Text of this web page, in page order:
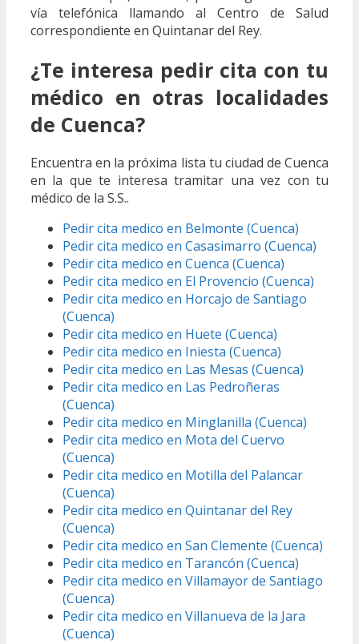
vía telefónica llamando al Centro de Salud
correspondiente en Quintanar del Rey.
¿Te interesa pedir cita con tu
médico en otras localidades
de Cuenca?
Encuentra en la próxima lista tu ciudad de Cuenca
en la que te interesa tramitar una vez con tu
médico de la S.S..
Pedir cita medico en Belmonte (Cuenca)
Pedir cita medico en Casasimarro (Cuenca)
Pedir cita medico en Cuenca (Cuenca)
Pedir cita medico en El Provencio (Cuenca)
Pedir cita medico en Horcajo de Santiago
(Cuenca)
Pedir cita medico en Huete (Cuenca)
Pedir cita medico en Iniesta (Cuenca)
Pedir cita medico en Las Mesas (Cuenca)
Pedir cita medico en Las Pedroñeras
(Cuenca)
Pedir cita medico en Minglanilla (Cuenca)
Pedir cita medico en Mota del Cuervo
(Cuenca)
Pedir cita medico en Motilla del Palancar
(Cuenca)
Pedir cita medico en Quintanar del Rey
(Cuenca)
Pedir cita medico en San Clemente (Cuenca)
Pedir cita medico en Tarancón (Cuenca)
Pedir cita medico en Villamayor de Santiago
(Cuenca)
Pedir cita medico en Villanueva de la Jara
(Cuenca)